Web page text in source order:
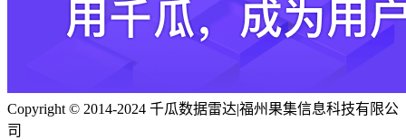
Copyright © 2014-2024 千瓜数据雷达|福州果集信息科技有限公
司